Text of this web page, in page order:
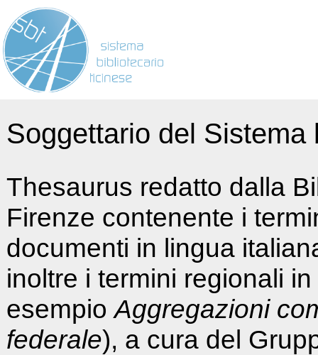
Soggettario del
Thesaurus redatto dalla
Firenze contenente i
documenti in lingua
inoltre i termini regionali
esempioAggregazioni
federale), a cura del